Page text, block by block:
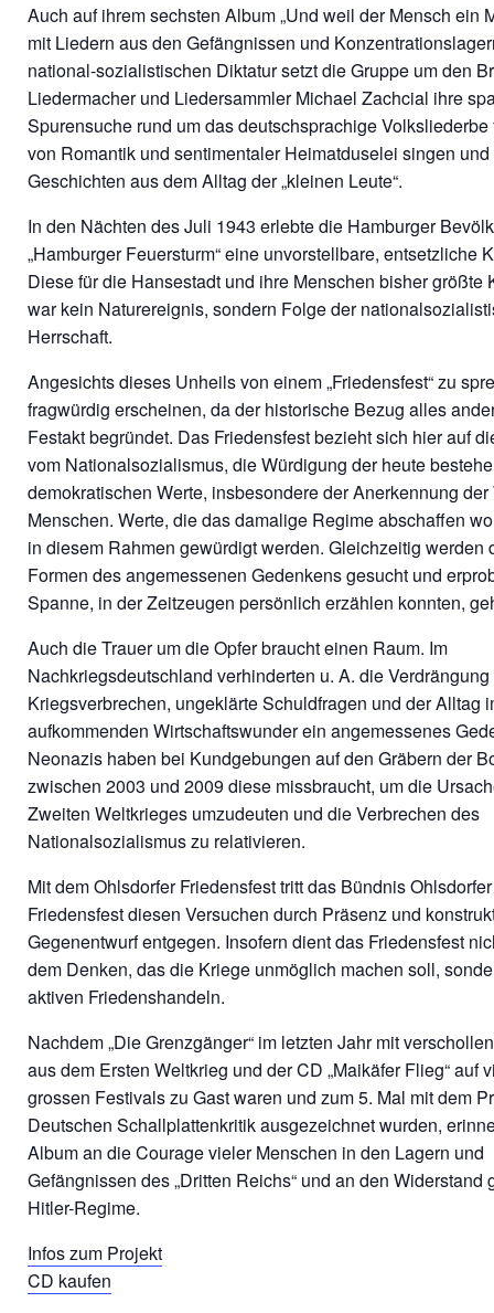
Auch auf ihrem sechsten Album „Und weil der Mensch ein
mit Liedern aus den Gefängnissen und
national-sozialistischen Diktatur setzt die Gruppe um den
Liedermacher und Liedersammler Michael Zachcial ihre
Spurensuche rund um das deutschsprachige Volksliederbe
von Romantik und sentimentaler Heimatduselei singen
Geschichten aus dem Alltag der „kleinen Leute“.
In den Nächten des Juli 1943 erlebte die Hamburger
„Hamburger Feuersturm“ eine unvorstellbare, entsetzliche
Diese für die Hansestadt und ihre Menschen bisher größte
war kein Naturereignis, sondern Folge der
Herrschaft.
Angesichts dieses Unheils von einem „Friedensfest“ zu
fragwürdig erscheinen, da der historische Bezug alles
Festakt begründet. Das Friedensfest bezieht sich hier auf
vom Nationalsozialismus, die Würdigung der heute
demokratischen Werte, insbesondere der Anerkennung
Menschen. Werte, die das damalige Regime abschaffen
in diesem Rahmen gewürdigt werden. Gleichzeitig werden
Formen des angemessenen Gedenkens gesucht und
Spanne, in der Zeitzeugen persönlich erzählen konnten,
Auch die Trauer um die Opfer braucht einen Raum. Im
Nachkriegsdeutschland verhinderten u. A. die
Kriegsverbrechen, ungeklärte Schuldfragen und der Alltag
aufkommenden Wirtschaftswunder ein angemessenes
Neonazis haben bei Kundgebungen auf den Gräbern der
zwischen 2003 und 2009 diese missbraucht, um die
Zweiten Weltkrieges umzudeuten und die Verbrechen des
Nationalsozialismus zu relativieren.
Mit dem Ohlsdorfer Friedensfest tritt das Bündnis Ohlsdorfer
Friedensfest diesen Versuchen durch Präsenz und
Gegenentwurf entgegen. Insofern dient das Friedensfest
dem Denken, das die Kriege unmöglich machen soll,
aktiven Friedenshandeln.
Nachdem „Die Grenzgänger“ im letzten Jahr mit
aus dem Ersten Weltkrieg und der CD „Maikäfer Flieg“ auf
grossen Festivals zu Gast waren und zum 5. Mal mit dem
Deutschen Schallplattenkritik ausgezeichnet wurden,
Album an die Courage vieler Menschen in den Lagern und
Gefängnissen des „Dritten Reichs“ und an den Widerstand
Hitler-Regime.
Infos zum Projekt
CD kaufen